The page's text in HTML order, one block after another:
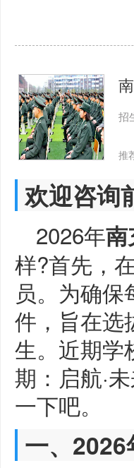
招
推
欢迎咨询
2026年南
样?首先，
员。为确
件，旨在选
生。近期学
期：启航·
一下吧。
一、